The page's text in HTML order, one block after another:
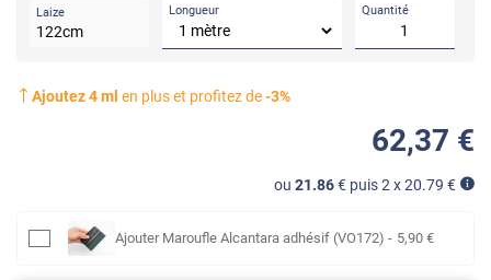
Laize
122cm
Longueur Quantité
Ajoutez4ml en plus et profitez de-3%
62,37 €
ou 21.86€ puis 2 x20.79 €
Ajouter Maroufle Alcantara adhésif (VO172) - 5,90 €